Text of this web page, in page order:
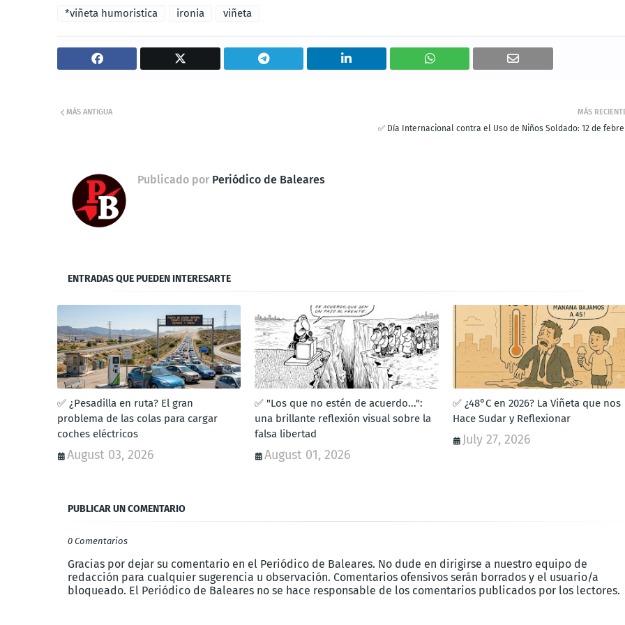
*viñeta humoristica ironia viñeta
MÁS
✅ Día Internacional contra el Uso de Niños Soldado: 12 de
MÁS ANTIGUA
Publicado por Periódico de Baleares
ENTRADAS QUE PUEDEN INTERESARTE
✅ ¿Pesadilla en ruta? El gran
problema de las colas para cargar
coches eléctricos
August 03, 2026
✅ "Los que no estén de acuerdo...":
una brillante reflexión visual sobre la
falsa libertad
August 01, 2026
✅ ¿48°C en 2026? La Viñeta que nos
Hace Sudar y Reflexionar
July 27, 2026
PUBLICAR UN COMENTARIO
0 Comentarios
Gracias por dejar su comentario en el Periódico de Baleares. No dude en dirigirse a nuestro equipo de
redacción para cualquier sugerencia u observación. Comentarios ofensivos serán borrados y el usuario/a
bloqueado. El Periódico de Baleares no se hace responsable de los comentarios publicados por los lectores.